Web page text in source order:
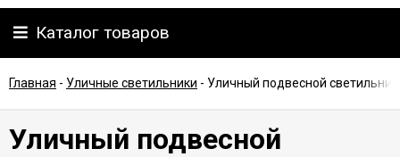
Доставка
Каталог товаров
Главная - Уличные светильники - Уличный подвесной
Уличный подвесной